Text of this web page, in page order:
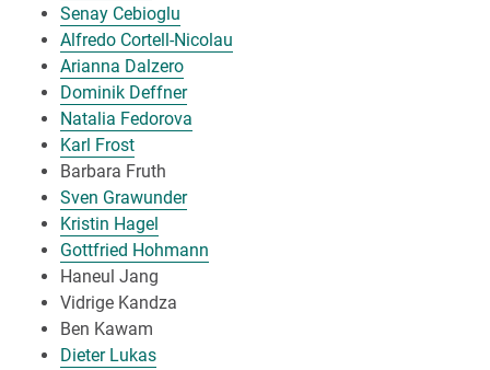
Senay Cebioglu
Alfredo Cortell-Nicolau
Arianna Dalzero
Dominik Deffner
Natalia Fedorova
Karl Frost
Barbara Fruth
Sven Grawunder
Kristin Hagel
Gottfried Hohmann
Haneul Jang
Vidrige Kandza
Ben Kawam
Dieter Lukas